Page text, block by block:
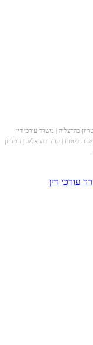
בהרצליה | משרד עורכי דין
ביטוח | עו"ד בהרצליה | נוטריון
עורכי דין